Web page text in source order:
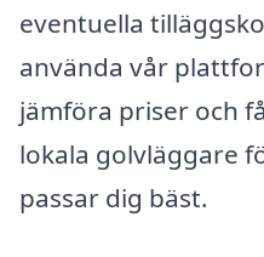
eventuella
använda vår
jämföra priser och
lokala golvläggare
passar dig bäst.